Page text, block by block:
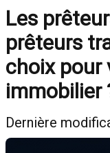
Les
prêteurs
choix pour
immobilier
Dernière